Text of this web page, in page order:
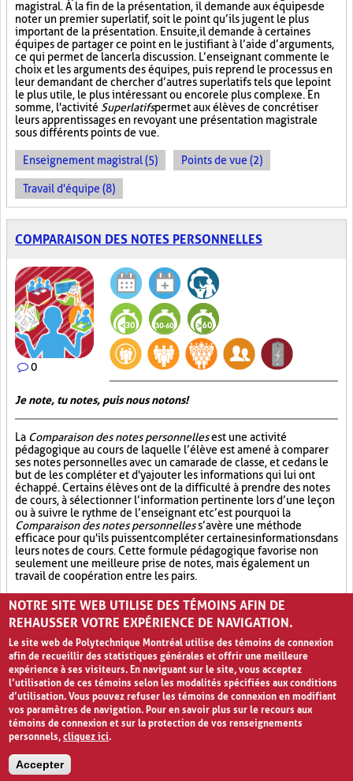
magistral. À la fin de la présentation, il demande aux équipes de
noter un premier superlatif, soit le point qu’ils jugent le plus
important de la présentation. Ensuite, il demande à certaines
équipes de partager ce point en le justifiant à l’aide d’arguments,
ce qui permet de lancer la discussion. L’enseignant commente le
choix et les arguments des équipes, puis reprend le processus en
leur demandant de chercher d’autres superlatifs tels que le point
le plus utile, le plus intéressant ou encore le plus complexe. En
somme, l'activité Superlatifspermet aux élèves de concrétiser
leurs apprentissages en revoyant une présentation magistrale
sous différents points de vue.
Enseignement magistral (5) Points de vue (2)
Travail d'équipe (8)
COMPARAISON DES NOTES PERSONNELLES
0
Je note, tu notes, puis nous notons!
La Comparaison des notes personnellesest une activité
pédagogique au cours de laquelle l’élève est amené à comparer
ses notes personnelles avec un camarade de classe, et ce dans le
but de les compléter et d'y ajouter les informations qui lui ont
échappé. Certains élèves ont de la difficulté à prendre des notes
de cours, à sélectionner l’information pertinente lors d’une leçon
ou à suivre le rythme de l’enseignant et c’est pourquoi la
Comparaison des notes personnelless’avère une méthode
efficace pour qu'ils puissent compléter certaines informations dans
leurs notes de cours. Cette formule pédagogique favorise non
seulement une meilleure prise de notes, mais également un
travail de coopération entre les pairs.
Partage (13) Synthèse (19) Analyse critique (12)
NOTRE SITE WEB UTILISE DES TÉMOINS AFIN DE
REHAUSSER VOTRE EXPÉRIENCE DE NAVIGATION.
Le site web de Polytechnique Montréal utilise des témoins de connexion
afin de recueillir des statistiques générales et offrir une meilleure
expérience à ses visiteurs. En naviguant sur le site, vous acceptez
l’utilisation de ces témoins selon les modalités spécifiées aux conditions
d’utilisation. Vous pouvez refuser les témoins de connexion en modifiant
vos paramètres de navigation. Pour en savoir plus sur le recours aux
témoins de connexion et sur la protection de vos renseignements
personnels,cliquez ici.
Accepter